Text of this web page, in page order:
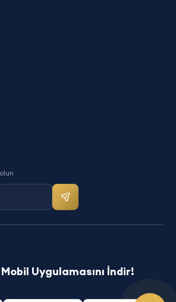
Mail bültenine kayıt ol
Uygulamasını İndir!